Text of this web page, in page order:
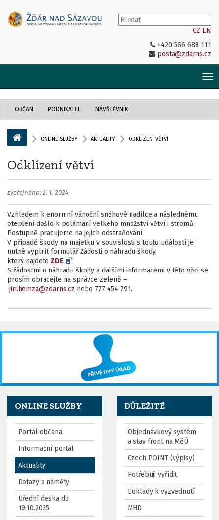
CZ EN
+420 566 688 111
posta@zdarns.cz
OBČAN PODNIKATEL NÁVŠTĚVNÍK
ONLINE SLUŽBY AKTUALITY ODKLÍZENÍ VĚTVÍ
Odklízení větví
zveřejněno: 2. 1. 2024
Vzhledem k enormní vánoční sněhové nadílce a následnému
oteplení došlo k polámání velkého množství větví i stromů.
Postupně pracujeme na jejich odstraňování.
V případě škody na majetku v souvislosti s touto událostí je
nutné vyplnit formulář Žádosti o náhradu škody,
který najdete ZDE
S žádostmi o náhradu škody a dalšími informacemi v této věci se
prosím obracejte na správce zeleně –
jiri.hemza@zdarns.cz nebo 777 454 791.
ONLINE SLUŽBY
Portál občana
Informační portál
Aktuality
Dotazy a náměty
Úřední deska do
19.10.2025
DŮLEŽITÉ
Objednávkový systém
a stav front na MěÚ
Czech POINT (výpisy)
Potřebuji vyřídit
Doklady k vyzvednutí
MHD